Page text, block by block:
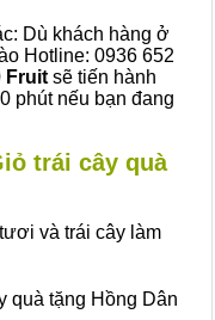
Dù khách hàng ở
Hotline: 0936 652
Fruit sẽ tiến hành
phút nếu bạn đang
trái cây quà
và trái cây làm
quà tặng Hồng Dân